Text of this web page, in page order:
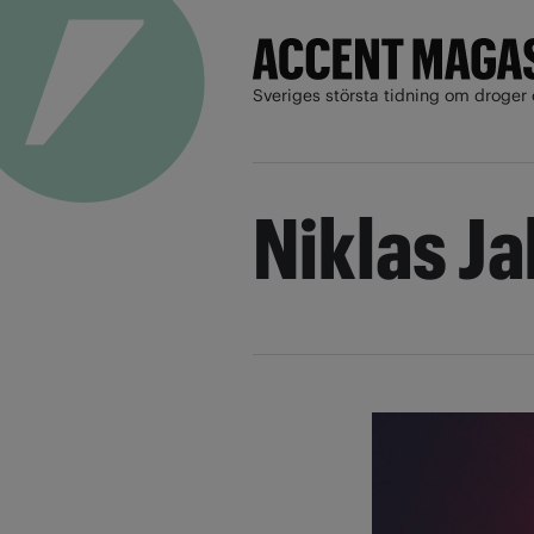
Sveriges största tidning om droger
Niklas